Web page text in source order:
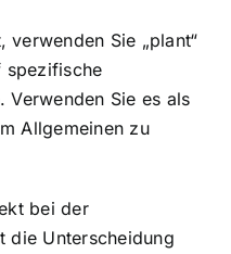
verwenden Sie „plant“
spezifische
Verwenden Sie es als
Allgemeinen zu
bei der
die Unterscheidung